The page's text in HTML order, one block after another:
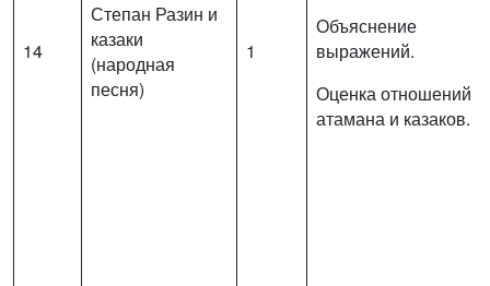
14
Степан Разин и
казаки
(народная
песня)
1
Объяснение
выражений.
Оценка отношений
атамана и казаков.